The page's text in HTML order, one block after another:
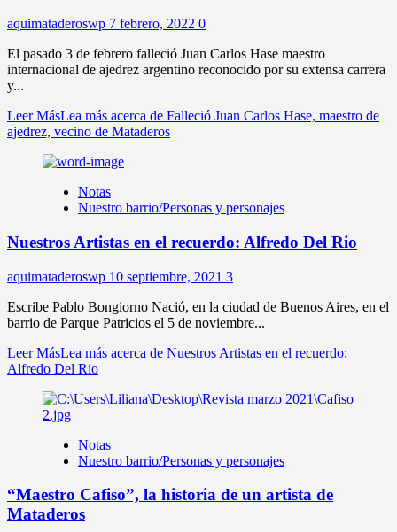
aquimataderoswp 7 febrero, 2022 0
El pasado 3 de febrero falleció Juan Carlos Hase maestro
internacional de ajedrez argentino reconocido por su extensa carrera
y...
Leer MásLea más acerca de Falleció Juan Carlos Hase, maestro de
ajedrez, vecino de Mataderos
Notas
Nuestro barrio/Personas y personajes
Nuestros Artistas en el recuerdo: Alfredo Del Rio
aquimataderoswp 10 septiembre, 2021 3
Escribe Pablo Bongiorno Nació, en la ciudad de Buenos Aires, en el
barrio de Parque Patricios el 5 de noviembre...
Leer MásLea más acerca de Nuestros Artistas en el recuerdo:
Alfredo Del Rio
Notas
Nuestro barrio/Personas y personajes
“Maestro Cafiso”, la historia de un artista de
Mataderos